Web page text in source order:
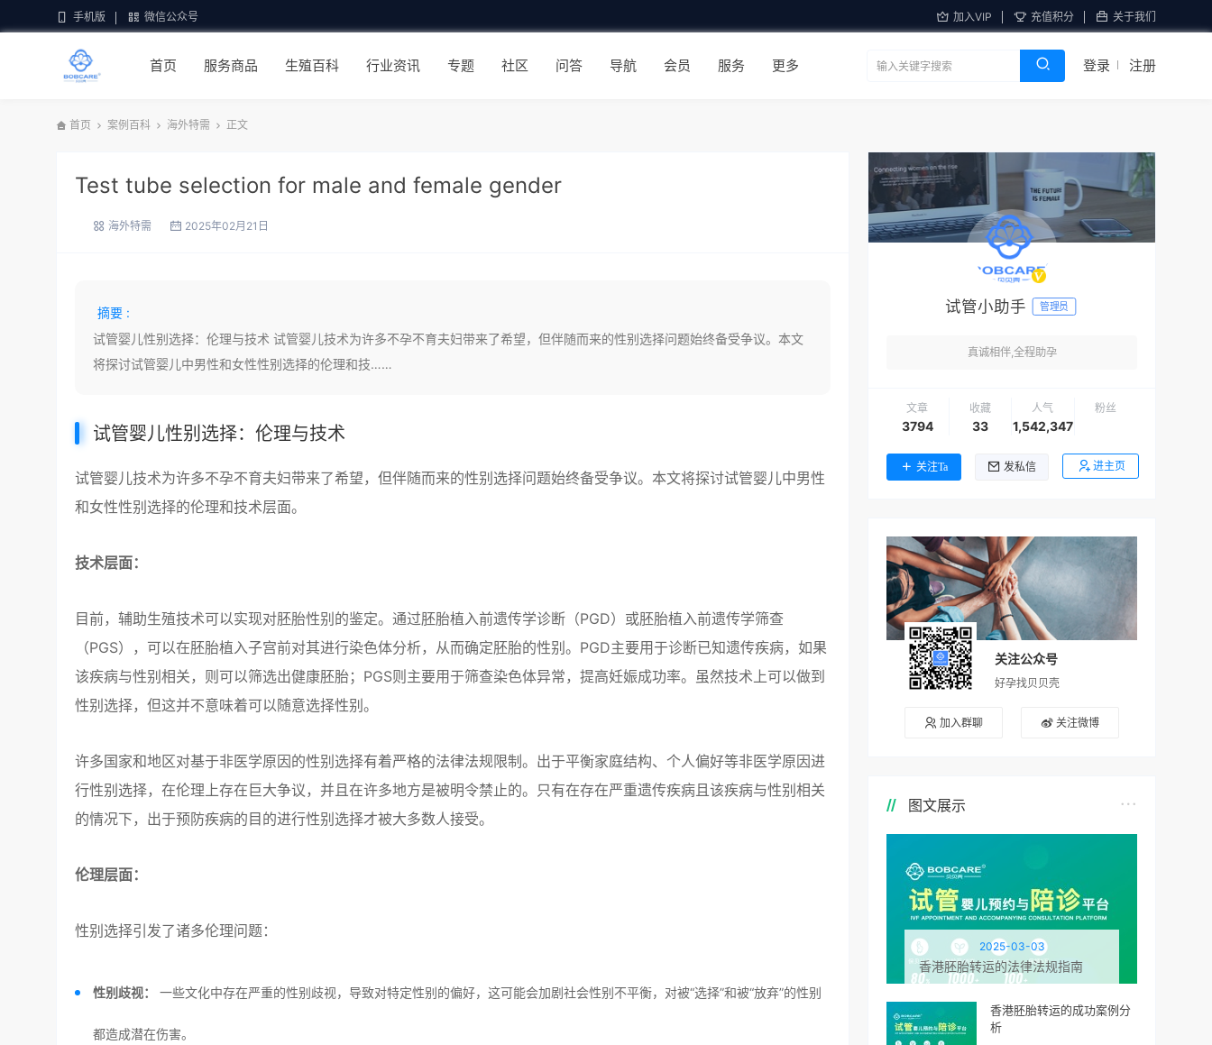
手机版 微信公众号 加入VIP 充值积分 关于我们
首页 服务商品 生殖百科 行业资讯 专题 社区 问答 导航 会员 服务 更多 登录 注册
首页 案例百科 海外特需 正文
Test tube selection for male and female gender
海外特需 2025年02月21日
摘要 :
试管婴儿性别选择：伦理与技术 试管婴儿技术为许多不孕不育夫妇带来了希望，但伴随而来的性别选择问题始终备受争议。本文
将探讨试管婴儿中男性和女性性别选择的伦理和技……
试管婴儿性别选择：伦理与技术
试管婴儿技术为许多不孕不育夫妇带来了希望，但伴随而来的性别选择问题始终备受争议。本文将探讨试管婴儿中男性
和女性性别选择的伦理和技术层面。
技术层面：
目前，辅助生殖技术可以实现对胚胎性别的鉴定。通过胚胎植入前遗传学诊断（PGD）或胚胎植入前遗传学筛查
（PGS），可以在胚胎植入子宫前对其进行染色体分析，从而确定胚胎的性别。PGD主要用于诊断已知遗传疾病，如果
该疾病与性别相关，则可以筛选出健康胚胎；PGS则主要用于筛查染色体异常，提高妊娠成功率。虽然技术上可以做到
性别选择，但这并不意味着可以随意选择性别。
许多国家和地区对基于非医学原因的性别选择有着严格的法律法规限制。出于平衡家庭结构、个人偏好等非医学原因进
行性别选择，在伦理上存在巨大争议，并且在许多地方是被明令禁止的。只有在存在严重遗传疾病且该疾病与性别相关
的情况下，出于预防疾病的目的进行性别选择才被大多数人接受。
伦理层面：
性别选择引发了诸多伦理问题：
性别歧视： 一些文化中存在严重的性别歧视，导致对特定性别的偏好，这可能会加剧社会性别不平衡，对被“选择”和被“放弃”的性别
都造成潜在伤害。
试管小助手 管理员
真诚相伴,全程助孕
文章
3794
收藏
33
人气
1,542,347
粉丝
关注Ta 发私信 进主页
关注公众号
好孕找贝贝壳
加入群聊 关注微博
图文展示
2025-03-03
香港胚胎转运的法律法规指南
香港胚胎转运的成功案例分
析